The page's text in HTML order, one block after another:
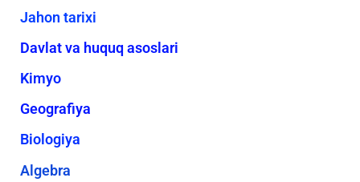
Jahon tarixi
Davlat va huquq asoslari
Kimyo
Geografiya
Biologiya
Algebra